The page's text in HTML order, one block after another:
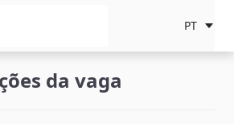
PT
da vaga